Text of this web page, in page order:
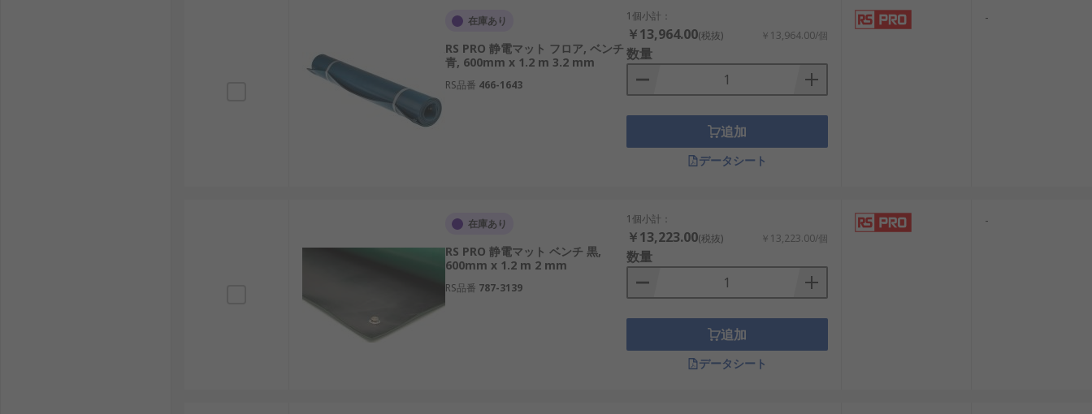
在庫あり
RS PRO 静電マット フロア, ベンチ
青, 600mm x 1.2 m 3.2 mm
RS品番 466-1643
1個小計：
￥13,964.00(税抜) ￥13,964.00/個
数量
追加
データシート
-
在庫あり
RS PRO 静電マット ベンチ 黒,
600mm x 1.2 m 2 mm
RS品番 787-3139
1個小計：
￥13,223.00(税抜) ￥13,223.00/個
数量
追加
データシート
-